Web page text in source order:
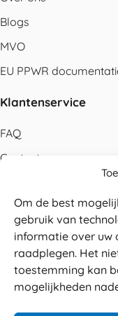
Om de best
gebruik van
informatie over
raadplegen. Het
toestemming kan
mogelijkheden
Blogs
MVO
EU PPWR
Klantenservice
FAQ
Contact
Betalen
Levering
Retouren
Service en garantie